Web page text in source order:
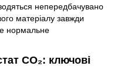
непередбачувано
матеріалу завжди
нормальне
CO₂: ключові